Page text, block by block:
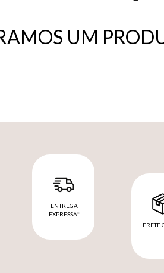
UM
ENTREGA
EXPRESSA*
FRETE